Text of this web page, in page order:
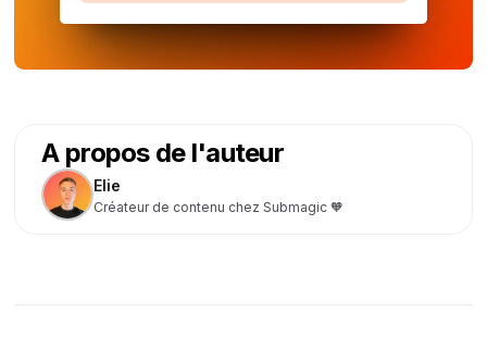
A propos de l'auteur
Elie
Créateur de contenu chez Submagic 🧡